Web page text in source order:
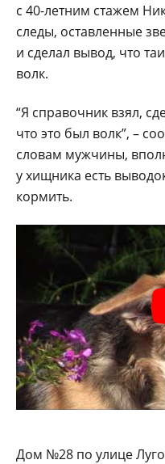
с 40-летним стажем
следы, оставленные
и сделал вывод, что
волк.
“Я справочник взял,
что это был волк”, –
словам мужчины,
у хищника есть
кормить.
Дом №28 по улице